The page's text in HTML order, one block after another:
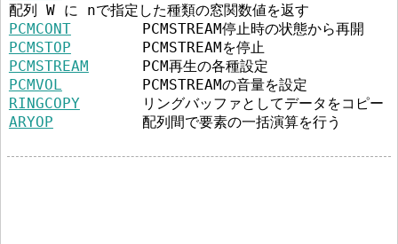
配列 W に nで指定した種類の窓関数値を返す
PCMCONT
PCMSTREAM停止時の状態から再開
PCMSTOP
PCMSTREAMを停止
PCMSTREAM
PCM再生の各種設定
PCMVOL
PCMSTREAMの音量を設定
RINGCOPY
リングバッファとしてデータをコピー
ARYOP
配列間で要素の一括演算を行う